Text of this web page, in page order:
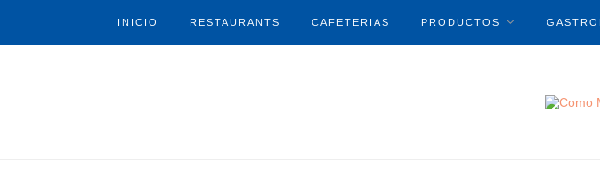
INICIO RESTAURANTS CAFETERIAS PRODUCTOS